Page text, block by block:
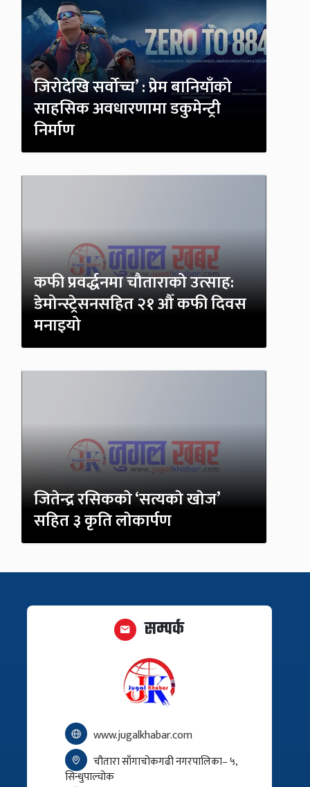
जिरोदेखि सर्वोच्च’ : प्रेम बानियाँको
साहसिक अवधारणामा डकुमेन्ट्री
निर्माण
कफी प्रवर्द्धनमा चौताराको उत्साह:
डेमोन्स्ट्रेसनसहित २१ औँ कफी दिवस
मनाइयो
जितेन्द्र रसिककाे ‘सत्यकाे खाेज’
सहित ३ कृति लाेकार्पण
सम्पर्क
www.jugalkhabar.com
चौतारा साँगाचोकगढी नगरपालिका– ५,
सिन्धुपाल्चोक